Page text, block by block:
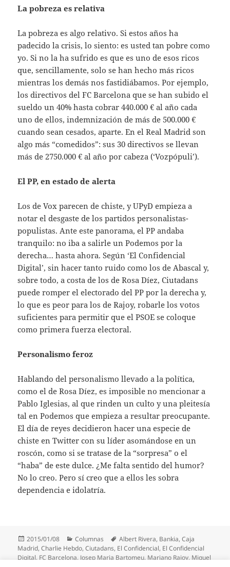
La pobreza es relativa
La pobreza es algo relativo. Si estos años ha
padecido la crisis, lo siento: es usted tan pobre como
yo. Si no la ha sufrido es que es uno de esos ricos
que, sencillamente, solo se han hecho más ricos
mientras los demás nos fastidiábamos. Por ejemplo,
los directivos del FC Barcelona que se han subido el
sueldo un 40% hasta cobrar 440.000 € al año cada
uno de ellos, indemnización de más de 500.000 €
cuando sean cesados, aparte. En el Real Madrid son
algo más “comedidos”: sus 30 directivos se llevan
más de 2750.000 € al año por cabeza (‘Vozpópuli’).
El PP, en estado de alerta
Los de Vox parecen de chiste, y UPyD empieza a
notar el desgaste de los partidos personalistas-
populistas. Ante este panorama, el PP andaba
tranquilo: no iba a salirle un Podemos por la
derecha… hasta ahora. Según ‘El Confidencial
Digital’, sin hacer tanto ruido como los de Abascal y,
sobre todo, a costa de los de Rosa Díez, Ciutadans
puede romper el electorado del PP por la derecha y,
lo que es peor para los de Rajoy, robarle los votos
suficientes para permitir que el PSOE se coloque
como primera fuerza electoral.
Personalismo feroz
Hablando del personalismo llevado a la política,
como el de Rosa Díez, es imposible no mencionar a
Pablo Iglesias, al que rinden un culto y una pleitesía
tal en Podemos que empieza a resultar preocupante.
El día de reyes decidieron hacer una especie de
chiste en Twitter con su líder asomándose en un
roscón, como si se tratase de la “sorpresa” o el
“haba” de este dulce. ¿Me falta sentido del humor?
No lo creo. Pero sí creo que a ellos les sobra
dependencia e idolatría.
Publicado
el
2015/01/08 Categorías
Columnas Etiquetas
Albert Rivera, Bankia,Caja
Madrid,Charlie Hebdo,Ciutadans, El Confidencial, El Confidencial
Digital, FC Barcelona, Josep Maria Bartomeu, Mariano Rajoy, Miguel